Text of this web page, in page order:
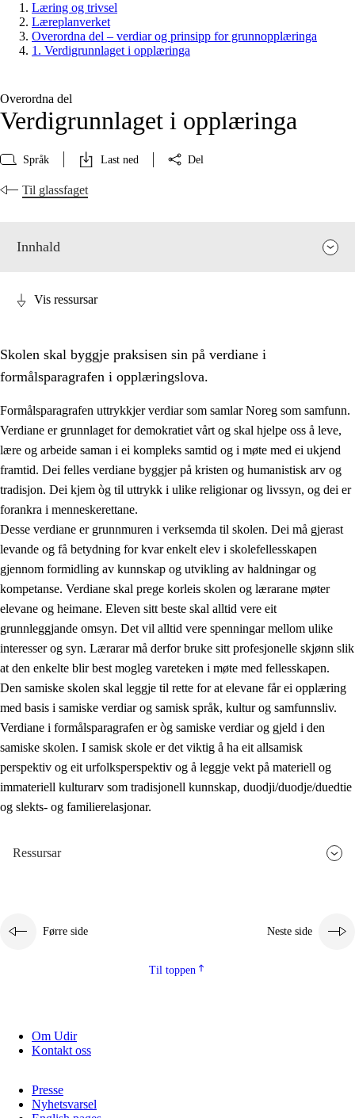
Læring og trivsel
Læreplanverket
Overordna del – verdiar og prinsipp for grunnopplæringa
1. Verdigrunnlaget i opplæringa
Overordna del
Verdigrunnlaget i opplæringa
Språk Last ned Del
Til glassfaget
Innhald
1. Verdigrunnlaget i opplæringa
1.1 Menneskeverdet
1.2 Identitet og kulturelt mangfald
1.3 Kritisk tenking og etisk bevisstheit
1.4 Skaparglede, engasjement og utforskartrong
1.5 Respekt for naturen og miljøbevisstheit
1.6 Demokrati og medverknad
Vis ressursar
Skolen skal byggje praksisen sin på verdiane i
formålsparagrafen i opplæringslova.
Formålsparagrafen uttrykkjer verdiar som samlar Noreg som samfunn.
Verdiane er grunnlaget for demokratiet vårt og skal hjelpe oss å leve,
lære og arbeide saman i ei kompleks samtid og i møte med ei ukjend
framtid. Dei felles verdiane byggjer på kristen og humanistisk arv og
tradisjon. Dei kjem òg til uttrykk i ulike religionar og livssyn, og dei er
forankra i menneskerettane.
Desse verdiane er grunnmuren i verksemda til skolen. Dei må gjerast
levande og få betydning for kvar enkelt elev i skolefellesskapen
gjennom formidling av kunnskap og utvikling av haldningar og
kompetanse. Verdiane skal prege korleis skolen og lærarane møter
elevane og heimane. Eleven sitt beste skal alltid vere eit
grunnleggjande omsyn. Det vil alltid vere spenningar mellom ulike
interesser og syn. Lærarar må derfor bruke sitt profesjonelle skjønn slik
at den enkelte blir best mogleg vareteken i møte med fellesskapen.
Den samiske skolen skal leggje til rette for at elevane får ei opplæring
med basis i samiske verdiar og samisk språk, kultur og samfunnsliv.
Verdiane i formålsparagrafen er òg samiske verdiar og gjeld i den
samiske skolen. I samisk skole er det viktig å ha eit allsamisk
perspektiv og eit urfolksperspektiv og å leggje vekt på materiell og
immateriell kulturarv som tradisjonell kunnskap, duodji/duodje/duedtie
og slekts- og familierelasjonar.
Ressursar
Førre side Neste side
Til toppen
Om Udir
Kontakt oss
Presse
Nyhetsvarsel